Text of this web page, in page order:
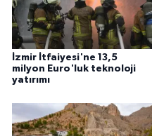
İzmir İtfaiyesi'ne 13,5
milyon Euro'luk teknoloji
yatırımı